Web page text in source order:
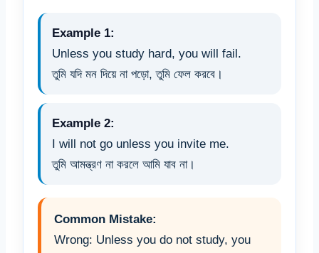
Example 1:
Unless you study hard, you will fail.
তুমি যদি মন দিয়ে না পড়ো, তুমি ফেল করবে।
Example 2:
I will not go unless you invite me.
তুমি আমন্ত্রণ না করলে আমি যাব না।
Common Mistake:
Wrong: Unless you do not study, you